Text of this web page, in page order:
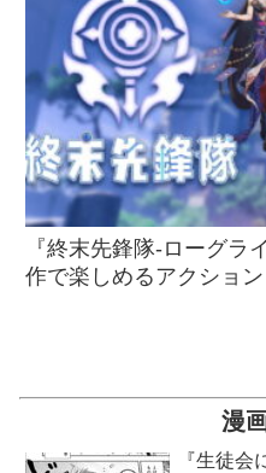
『終末先鋒隊-ローグラ
作で楽しめるアクショ
漫
『生徒